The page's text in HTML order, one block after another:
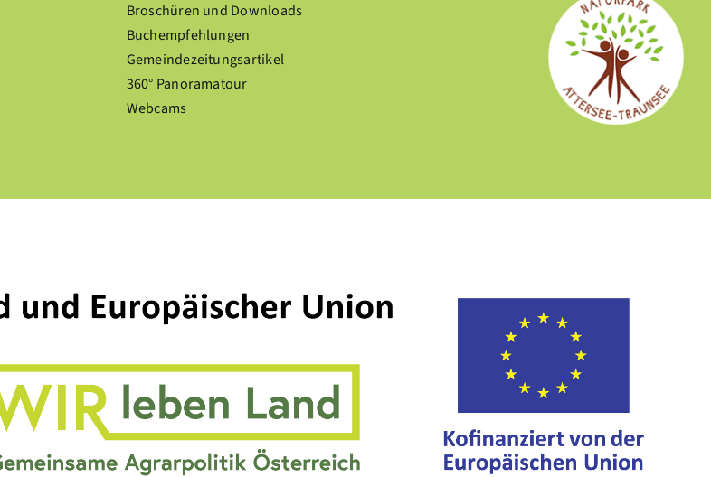
Broschüren und Downloads
Buchempfehlungen
Gemeindezeitungsartikel
360° Panoramatour
Webcams